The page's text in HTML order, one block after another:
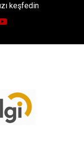
keşfedin